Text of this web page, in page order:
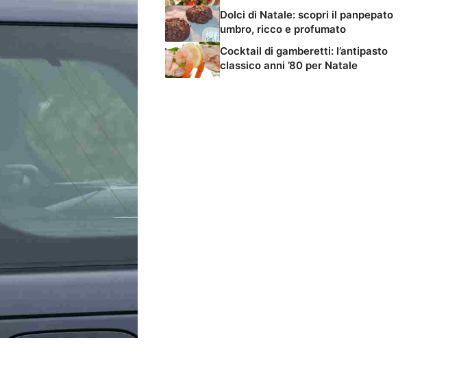
Dolci di Natale: scopri il panpepato
umbro, ricco e profumato
Cocktail di gamberetti: l’antipasto
classico anni ’80 per Natale